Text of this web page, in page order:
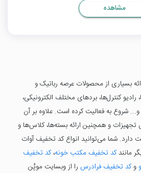
مشاهده
بسیاری از محصولات عرصه رباتیک و
رادیو کنترل‌ها، بردهای مختلف الکترونیکی،
شروع به فعالیت کرده است. علاوه بر آن
و همچنین ارائه بسته‌ها، کلاس‌ها و
دارد. شما می‌توانید انواع کد تخفیف آوات
مانندکد تخفیف مکتب خونه،کد تخفیف
وکد تخفیف فرادرس را از وبسایت موپُن